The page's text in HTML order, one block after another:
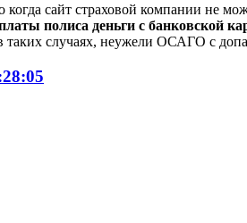
сайт страховой компании не
полиса деньги с банковской
таких случаях, неужели ОСАГО с